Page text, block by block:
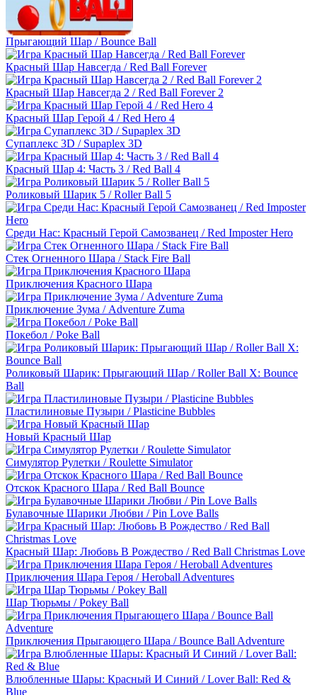
Прыгающий Шар / Bounce Ball
Красный Шар Навсегда / Red Ball Forever
Красный Шар Навсегда 2 / Red Ball Forever 2
Красный Шар Герой 4 / Red Hero 4
Супаплекс 3D / Supaplex 3D
Красный Шар 4: Часть 3 / Red Ball 4
Роликовый Шарик 5 / Roller Ball 5
Среди Нас: Красный Герой Самозванец / Red Imposter Hero
Стек Огненного Шара / Stack Fire Ball
Приключения Красного Шара
Приключение Зума / Adventure Zuma
Покебол / Poke Ball
Роликовый Шарик: Прыгающий Шар / Roller Ball X: Bounce
Ball
Пластилиновые Пузыри / Plasticine Bubbles
Новый Красный Шар
Симулятор Рулетки / Roulette Simulator
Отскок Красного Шара / Red Ball Bounce
Булавочные Шарики Любви / Pin Love Balls
Красный Шар: Любовь В Рождество / Red Ball Christmas Love
Приключения Шара Героя / Heroball Adventures
Шар Тюрьмы / Pokey Ball
Приключения Прыгающего Шара / Bounce Ball Adventure
Влюбленные Шары: Красный И Синий / Lover Ball: Red &
Blue